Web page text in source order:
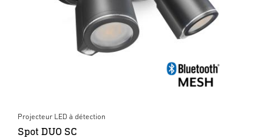
Projecteur LED à détection
Spot DUO SC